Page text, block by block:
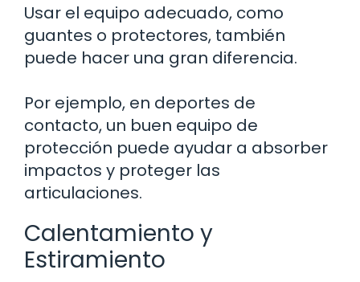
Usar el equipo adecuado, como
guantes o protectores, también
puede hacer una gran diferencia.
Por ejemplo, en deportes de
contacto, un buen equipo de
protección puede ayudar a absorber
impactos y proteger las
articulaciones.
Calentamiento y
Estiramiento